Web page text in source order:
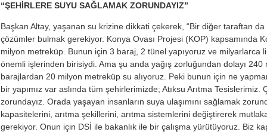
“ŞEHİRLERE SUYU SAĞLAMAK ZORUNDAYIZ”
Başkan Altay, yaşanan su krizine dikkati çekerek, “Bir diğer taraftan
çözümler bulmak gerekiyor. Konya Ovası Projesi (KOP) kapsamında
milyon metreküp. Bunun için 3 baraj, 2 tünel yapıyoruz ve milyarlarca
önemli işlerinden birisiydi. Ama şu anda yağış zorluğundan dolayı
barajlardan 20 milyon metreküp su alıyoruz. Peki bunun için ne
bir yapımız var aslında tüm şehirlerimizde; Atıksu Arıtma
zorundayız. Orada yaşayan insanların suya ulaşımını sağlamak
kapasitelerini, arıtma şekillerini, arıtma sistemlerini değiştirerek
gerekiyor. Onun için DSİ ile bakanlık ile bir çalışma yürütüyoruz. Biz